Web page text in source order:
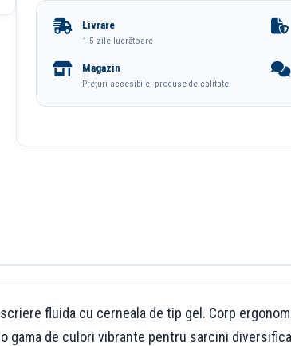
Mecanism
Albastru
Livrare
1-5 zile lucrătoare
Magazin
Prețuri accesibile, produse de calitate.
fluida cu cerneala de tip gel. Corp
gama de culori vibrante pentru sarcini